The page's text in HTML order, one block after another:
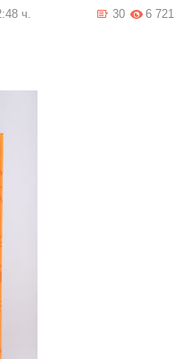
ч. 6 721
30